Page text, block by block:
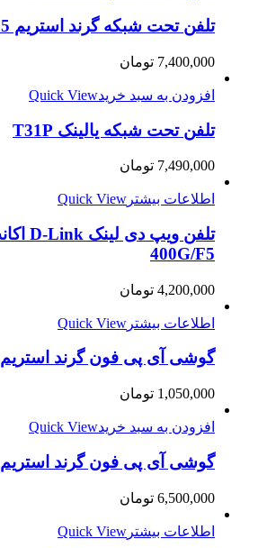
تلفن تحت شبکه گرند استریم GXP1625
7,400,000 تومان
افزودن به سبد خریدQuick View
تلفن تحت شبکه یالینک T31P
7,490,000 تومان
اطلاعات بیشتر Quick View
400G/F5
4,200,000 تومان
اطلاعات بیشتر Quick View
گوشی آی پی فون گرند استریم GXP1610
1,050,000 تومان
افزودن به سبد خریدQuick View
گوشی آی پی فون گرند استریم GXP1615
6,500,000 تومان
اطلاعات بیشتر Quick View